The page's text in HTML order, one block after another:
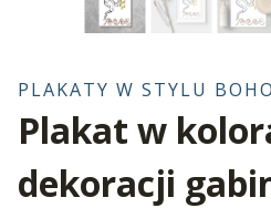
PLAKATY W STYLU BOHO
Plakat w
dekoracji